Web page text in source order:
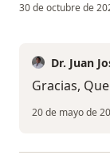
30 de octubre de
Dr. Juan
Gracias,
20 de mayo de